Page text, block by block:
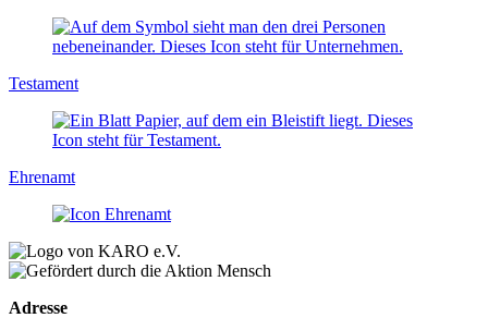
Testament
Ehrenamt
Adresse